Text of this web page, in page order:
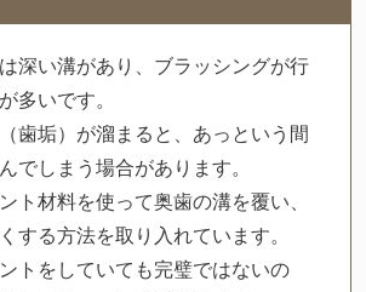
深い溝があり、ブラッシングが行
多いです。
歯垢）が溜まると、あっという間
でしまう場合があります。
ト材料を使って奥歯の溝を覆い、
する方法を取り入れています。
トをしていても完璧ではないの